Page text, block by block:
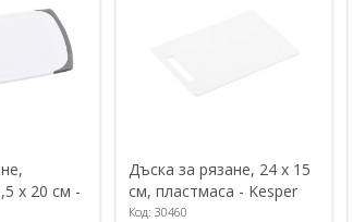
х 20 см -
Дъска за рязане, 24 х 15
см, пластмаса - Kesper
Код: 30460